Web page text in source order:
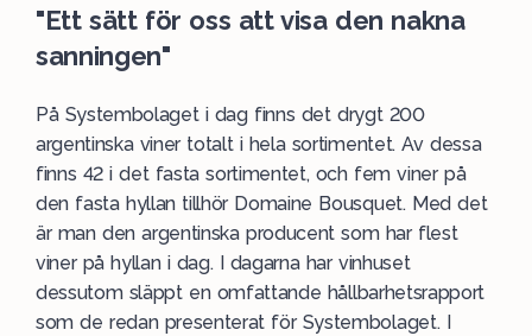
"Ett sätt för oss att visa den nakna
sanningen"
På Systembolaget i dag finns det drygt 200
argentinska viner totalt i hela sortimentet. Av dessa
finns 42 i det fasta sortimentet, och fem viner på
den fasta hyllan tillhör Domaine Bousquet. Med det
är man den argentinska producent som har flest
viner på hyllan i dag. I dagarna har vinhuset
dessutom släppt en omfattande hållbarhetsrapport
som de redan presenterat för Systembolaget. I